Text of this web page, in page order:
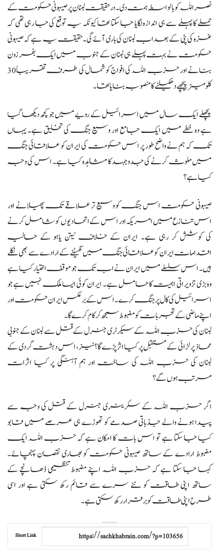
نصراللہ کو بالواسطہ ہمت دی۔ درحقیقت لبنان پر صیہونی حکومت کے
حملے کا پہلے سے ہی اندازہ لگایا جا سکتا تھا کیونکہ یہ توقع کی جا رہی تھی کہ
غزہ کی پٹی کے بعد اب لبنان کی باری آئے گی۔ حقیقت یہ ہے کہ صیہونی
حکومت نے بہت پہلے ہی لبنان کے جنوب میں ایک بفر زون
بنانے اور حزب اللہ کی افواج کو شمال کی طرف تقریباً 30
کلومیٹر پیچھے دھکیلنے کا منصوبہ بنایا تھا۔
پچھلے ایک سال میں اسرائیل کے رویے میں جو کچھ دیکھا گیا
ہے وہ خطے میں ایک جامع اور وسیع جنگ کی تخلیق ہے۔ یہاں
تک کہ ہم نے واضح طور پر اس حکومت کی ایران کو علاقائی جنگ
میں ملوث کرنے کی جدوجہد کا مشاہدہ کیا ہے۔ اس کی وجہ
کیا ہے؟
صیہونی حکومت اس جنگ کو وسیع تر علاقے تک پھیلانے اور
اس تنازع میں امریکہ اور اس کے اتحادیوں کو شامل کرنے
کی کوشش کر رہی ہے۔ ایران کے خلاف نیتن یاہو کے حالیہ
اقدامات ایران کو علاقائی جنگ میں گھسیٹنے کے ارادے سے بھی نکلے
ہیں۔ اس سلسلے میں ایران نے اب تک جو موقف اختیار کیا ہے
وہ بڑی تزویراتی اہمیت کا حامل ہے۔ ایران کوئی ایسا ملک نہیں ہے جو
اسرائیل کی کال پر جنگ کرے۔ اس کے برعکس ایران حکومت اور
اپنے ماضی کے تجربات کو مضبوط سمجھ کر کام کرے گا۔
لبنان کی حزب اللہ کے سیکرٹری جنرل کے قتل سے لبنان کے جنوبی
محاذ پر لڑائی کے مستقبل پر کیا اثر پڑے گا؟ نیز، اس دہشت گردی کے
لبنان کی حزب اللہ کی ساخت اور ہم آہنگی پر کیا اثرات
مرتب ہوں گے؟
اگر حزب اللہ کے سکریٹری جنرل کے قتل کی وجہ سے
پیدا ہونے والے جذباتی صدمے کو تھوڑے ہی عرصے میں قابو
کیا جا سکتا ہے تو اس بات کا امکان ہے کہ حزب اللہ ایک
مضبوط ارادے کے ساتھ صیہونی حکومت کو بھاری نقصان پہنچائے۔
کہا جا سکتا ہے کہ حزب اللہ اپنے مضبوط تنظیمی ڈھانچے کے
ساتھ اپنی طاقت کو نئے سرے سے قائم رکھ سکتی ہے اور اسی
طرح اپنی طاقت کو برقرار رکھ سکتی ہے۔
Short Link